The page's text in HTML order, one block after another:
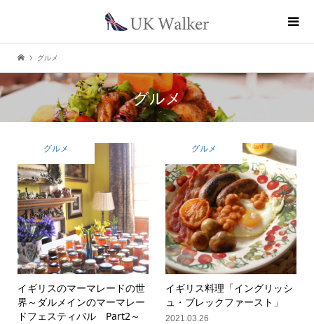
グルメ
グルメ
グルメ
イギリスのマーマレードの世
界 ～ダルメインのマーマレー
ドフェスティバル Part2～
グルメ
イギリス料理「イングリッシ
ュ・ブレックファースト」
2021.03.26